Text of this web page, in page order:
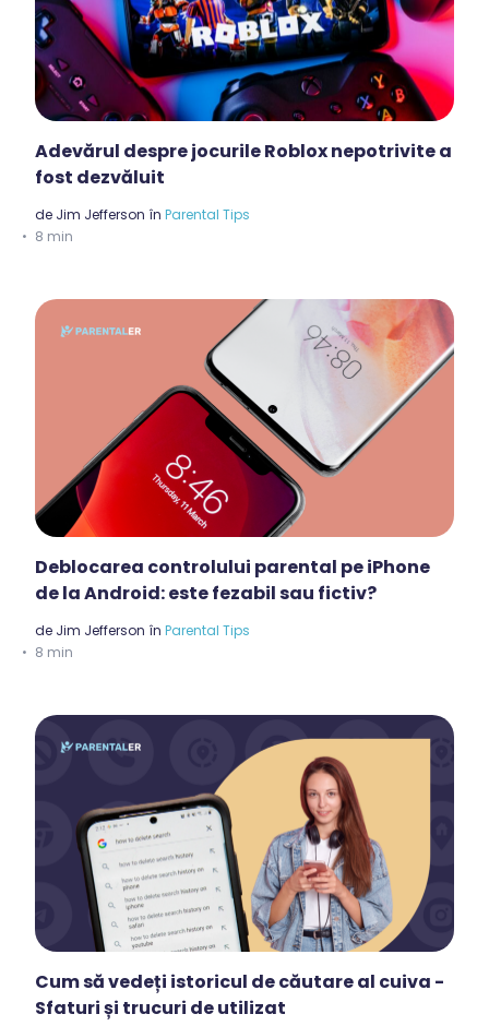
Adevărul despre jocurile Roblox nepotrivite a
fost dezvăluit
de Jim Jefferson în Parental Tips
8 min
Deblocarea controlului parental pe iPhone
de la Android: este fezabil sau fictiv?
de Jim Jefferson în Parental Tips
8 min
Cum să vedeți istoricul de căutare al cuiva -
Sfaturi și trucuri de utilizat